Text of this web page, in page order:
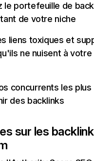
le portefeuille de
de votre niche
liens toxiques et
ne nuisent à
concurrents les
des backlinks
sur les